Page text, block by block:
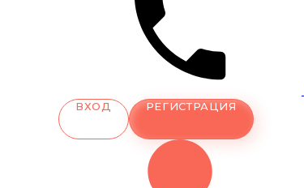
ВХОД РЕГИСТРАЦИЯ